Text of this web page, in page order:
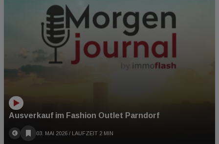
Ausverkauf im Fashion Outlet Parndorf
03. MAI 2026 / LAUFZEIT 2 MIN